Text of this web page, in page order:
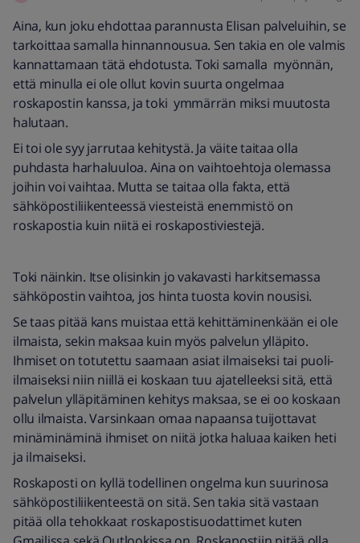
Aina, kun joku ehdottaa parannusta Elisan palveluihin, se
tarkoittaa samalla hinnannousua. Sen takia en ole valmis
kannattamaan tätä ehdotusta. Toki samalla myönnän,
että minulla ei ole ollut kovin suurta ongelmaa
roskapostin kanssa, ja toki ymmärrän miksi muutosta
halutaan.
Ei toi ole syy jarrutaa kehitystä. Ja väite taitaa olla
puhdasta harhaluuloa. Aina on vaihtoehtoja olemassa
joihin voi vaihtaa. Mutta se taitaa olla fakta, että
sähköpostiliikenteessä viesteistä enemmistö on
roskapostia kuin niitä ei roskapostiviestejä.
Toki näinkin. Itse olisinkin jo vakavasti harkitsemassa
sähköpostin vaihtoa, jos hinta tuosta kovin nousisi.
Se taas pitää kans muistaa että kehittäminenkään ei ole
ilmaista, sekin maksaa kuin myös palvelun ylläpito.
Ihmiset on totutettu saamaan asiat ilmaiseksi tai puoli-
ilmaiseksi niin niillä ei koskaan tuu ajatelleeksi sitä, että
palvelun ylläpitäminen kehitys maksaa, se ei oo koskaan
ollu ilmaista. Varsinkaan omaa napaansa tuijottavat
minäminäminä ihmiset on niitä jotka haluaa kaiken heti
ja ilmaiseksi.
Roskaposti on kyllä todellinen ongelma kun suurinosa
sähköpostiliikenteestä on sitä. Sen takia sitä vastaan
pitää olla tehokkaat roskapostisuodattimet kuten